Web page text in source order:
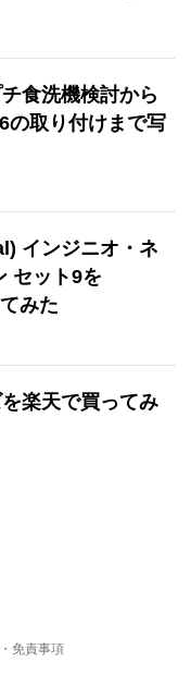
食洗機検討から
の取り付けまで写
インジニオ・ネ
セット9を
みた
楽天で買ってみ
免責事項